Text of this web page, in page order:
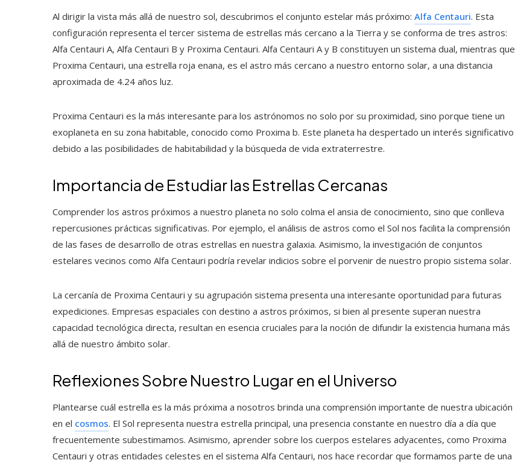
Al dirigir la vista más allá de nuestro sol, descubrimos el conjunto estelar más próximo: Alfa Centauri. Esta
configuración representa el tercer sistema de estrellas más cercano a la Tierra y se conforma de tres astros:
Alfa Centauri A, Alfa Centauri B y Proxima Centauri. Alfa Centauri A y B constituyen un sistema dual, mientras que
Proxima Centauri, una estrella roja enana, es el astro más cercano a nuestro entorno solar, a una distancia
aproximada de 4.24 años luz.
Proxima Centauri es la más interesante para los astrónomos no solo por su proximidad, sino porque tiene un
exoplaneta en su zona habitable, conocido como Proxima b. Este planeta ha despertado un interés significativo
debido a las posibilidades de habitabilidad y la búsqueda de vida extraterrestre.
Importancia de Estudiar las Estrellas Cercanas
Comprender los astros próximos a nuestro planeta no solo colma el ansia de conocimiento, sino que conlleva
repercusiones prácticas significativas. Por ejemplo, el análisis de astros como el Sol nos facilita la comprensión
de las fases de desarrollo de otras estrellas en nuestra galaxia. Asimismo, la investigación de conjuntos
estelares vecinos como Alfa Centauri podría revelar indicios sobre el porvenir de nuestro propio sistema solar.
La cercanía de Proxima Centauri y su agrupación sistema presenta una interesante oportunidad para futuras
expediciones. Empresas espaciales con destino a astros próximos, si bien al presente superan nuestra
capacidad tecnológica directa, resultan en esencia cruciales para la noción de difundir la existencia humana más
allá de nuestro ámbito solar.
Reflexiones Sobre Nuestro Lugar en el Universo
Plantearse cuál estrella es la más próxima a nosotros brinda una comprensión importante de nuestra ubicación
en el cosmos. El Sol representa nuestra estrella principal, una presencia constante en nuestro día a día que
frecuentemente subestimamos. Asimismo, aprender sobre los cuerpos estelares adyacentes, como Proxima
Centauri y otras entidades celestes en el sistema Alfa Centauri, nos hace recordar que formamos parte de una